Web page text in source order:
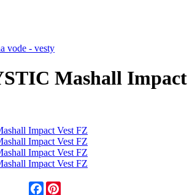
vode - vesty
Mashall Impact
Facebook